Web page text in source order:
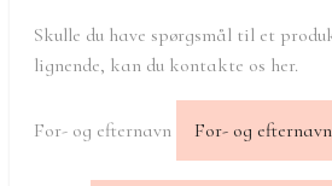
Skulle du have spørgsmål til et
lignende, kan du kontakte os her.
For- og efternavn